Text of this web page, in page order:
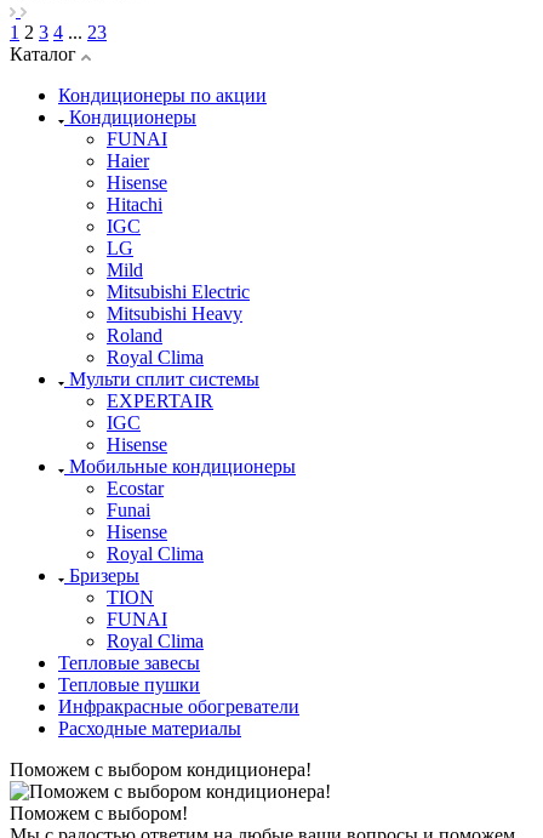
1 2 3 4 ... 23
Каталог
Кондиционеры по акции
Кондиционеры
FUNAI
Haier
Hisense
Hitachi
IGC
LG
Mild
Mitsubishi Electric
Mitsubishi Heavy
Roland
Royal Clima
Мульти сплит системы
EXPERTAIR
IGC
Hisense
Мобильные кондиционеры
Ecostar
Funai
Hisense
Royal Clima
Бризеры
TION
FUNAI
Royal Clima
Тепловые завесы
Тепловые пушки
Инфракрасные обогреватели
Расходные материалы
Поможем с выбором кондиционера!
Поможем с выбором!